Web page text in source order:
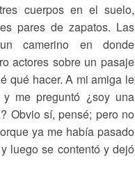
cuerpos en el suelo,
pares de zapatos. Las
camerino en donde
actores sobre un pasaje
qué hacer. A mi amiga le
me preguntó ¿soy una
Obvio sí, pensé; pero no
ya me había pasado
luego se contentó y dejó